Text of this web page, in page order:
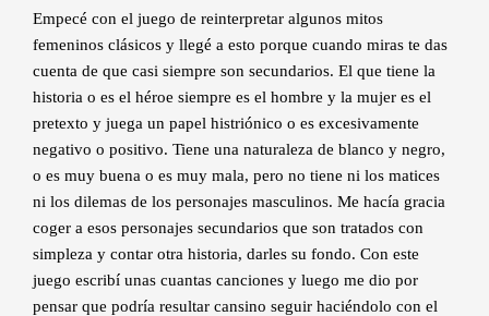
Empecé con el juego de reinterpretar algunos mitos
femeninos clásicos y llegé a esto porque cuando miras te das
cuenta de que casi siempre son secundarios. El que tiene la
historia o es el héroe siempre es el hombre y la mujer es el
pretexto y juega un papel histriónico o es excesivamente
negativo o positivo. Tiene una naturaleza de blanco y negro,
o es muy buena o es muy mala, pero no tiene ni los matices
ni los dilemas de los personajes masculinos. Me hacía gracia
coger a esos personajes secundarios que son tratados con
simpleza y contar otra historia, darles su fondo. Con este
juego escribí unas cuantas canciones y luego me dio por
pensar que podría resultar cansino seguir haciéndolo con el